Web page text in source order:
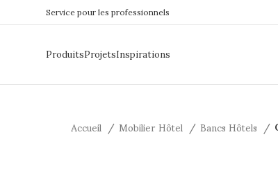
Service pour les professionnels
ProduitsProjetsInspirations
Accueil Mobilier Hôtel Bancs Hôtels